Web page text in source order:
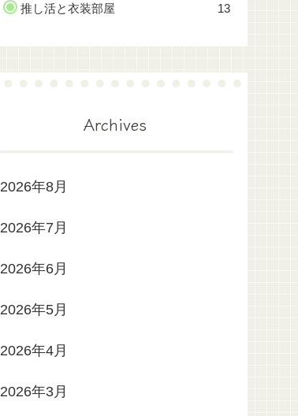
推し活と衣装部屋 13
Archives
2026年8月
2026年7月
2026年6月
2026年5月
2026年4月
2026年3月